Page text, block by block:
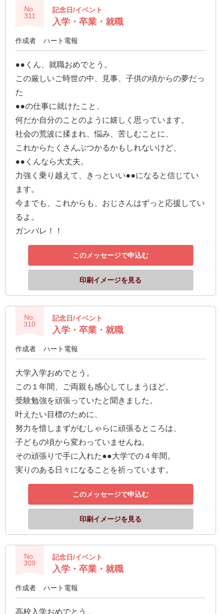
No.
311
記念日/イベント
入学・卒業・就職
作成者 ハート電報
●●くん、就職おめでとう。
この厳しいご時世の中、見事、子供の頃からの夢だっ
た
●●の仕事に就けたこと、
何だか自分のことのように嬉しく思っています。
社会の荒波に揉まれ、悩み、苦しむことに、
これからたくさんぶつかるかもしれないけど、
●●くんなら大丈夫。
力強く乗り越えて、きっといい●●になると信じてい
ます。
今までも、これからも、おじさんはずっと応援してい
るよ。
ガンバレ！！
このメッセージで申込む
印刷イメージを見る
No.
310
記念日/イベント
入学・卒業・就職
作成者 ハート電報
大学入学おめでとう。
この１年間、ご両親も感心してしまうほど、
受験勉強を頑張っていたと聞きました。
叶えたい目標のために、
努力を惜しまずがむしゃらに頑張るところは、
子どもの頃から変わっていませんね。
その頑張りで手に入れた●●大学での４年間。
実りのある日々になることを祈っています。
このメッセージで申込む
印刷イメージを見る
No.
309
記念日/イベント
入学・卒業・就職
作成者 ハート電報
高校入学おめでとう。